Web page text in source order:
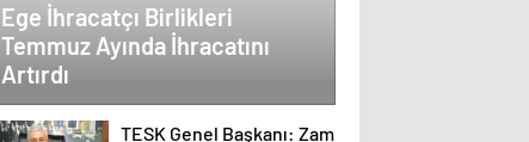
Ege İhracatçı Birlikleri
Temmuz Ayında İhracatını
Artırdı
TESK Genel Başkanı: Zam